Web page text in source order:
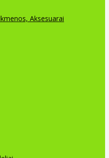
Aksesuarai